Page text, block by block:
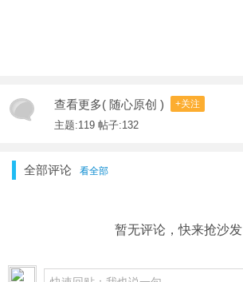
查看更多( 随心原创 ) +关注
主题:119 帖子:132
全部评论 看全部
暂无评论，快来抢沙发